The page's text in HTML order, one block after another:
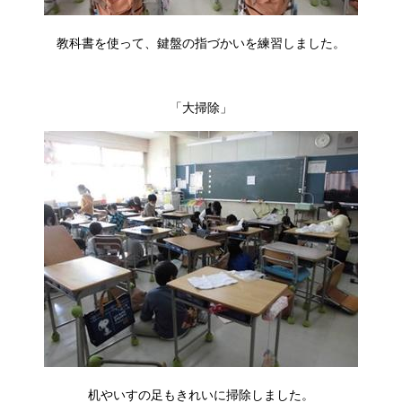
教科書を使って、鍵盤の指づかいを練習しました。
「大掃除」
机やいすの足もきれいに掃除しました。